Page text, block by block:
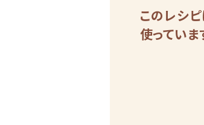
このレシ
使っていま